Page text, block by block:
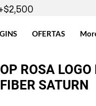
OFERTAS
ROSA LOGO
SATURN